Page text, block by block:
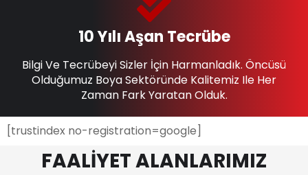
10 Yılı Aşan Tecrübe
Bilgi Ve Tecrübeyi Sizler İçin Harmanladık. Öncüsü
Olduğumuz Boya Sektöründe Kalitemiz Ile Her
Zaman Fark Yaratan Olduk.
[trustindex no-registration=google]
FAALİYET ALANLARIMIZ